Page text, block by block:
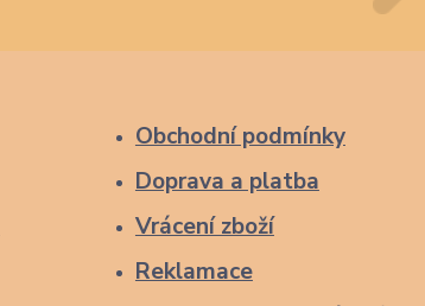
Obchodní podmínky
Doprava a platba
Vrácení zboží
Reklamace